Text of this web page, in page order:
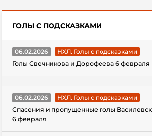
ГОЛЫ С ПОДСКАЗКАМИ
06.02.2026
НХЛ. Голы с подсказками
Голы Свечникова и Дорофеева 6 февраля
06.02.2026
НХЛ. Голы с подсказками
Спасения и пропущенные голы
6 февраля